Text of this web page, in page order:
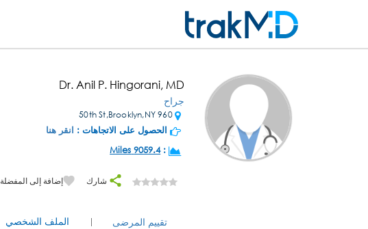
Dr. Anil P. Hingorani, MD
جراح
960 50th St,Brooklyn,NY
الحصول على الاتجاهات : انقر هنا
:
9059.4 Miles
شارك إضافة إلى المفضلة
الملف الشخصي تقييم المرضى